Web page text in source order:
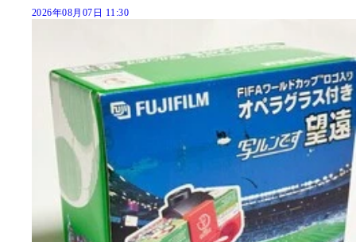
2026年08月07日 11:30